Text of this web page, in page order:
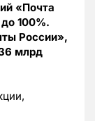
«Почта
100%.
России»,
млрд